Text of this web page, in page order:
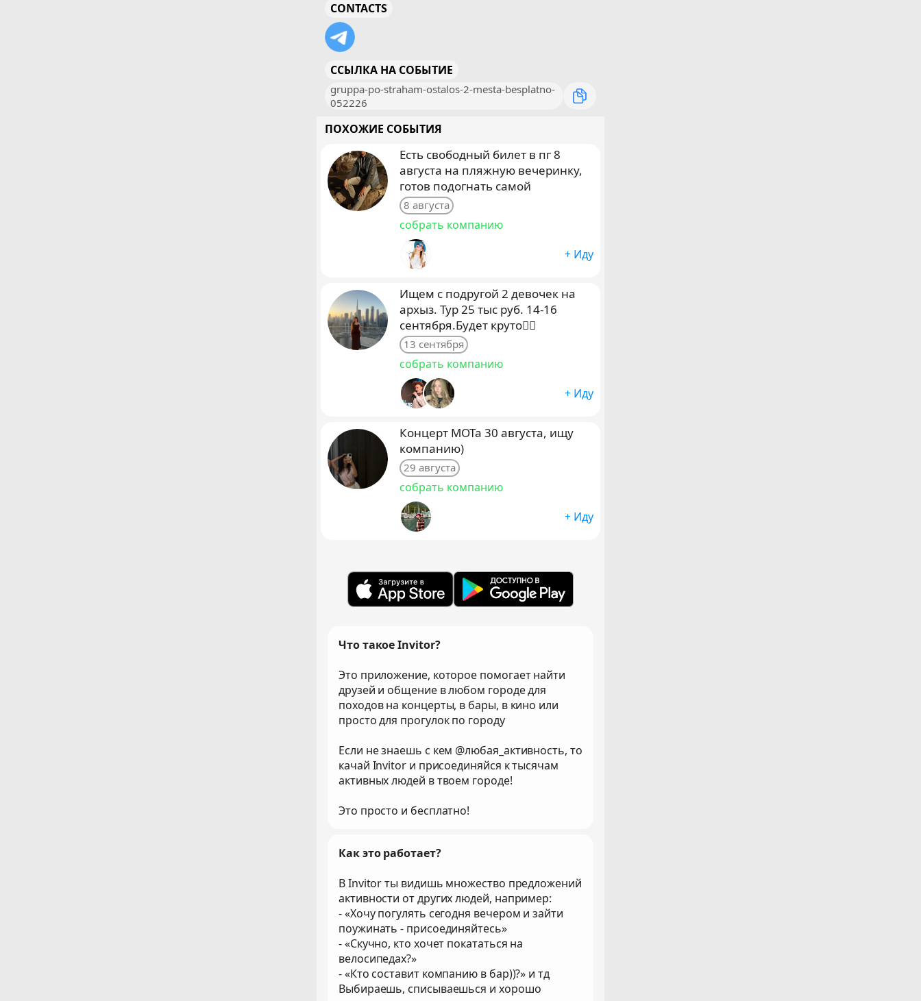
CONTACTS
ССЫЛКА НА СОБЫТИЕ
gruppa-po-straham-ostalos-2-mesta-besplatno-
052226
ПОХОЖИЕ СОБЫТИЯ
Есть свободный билет в пг 8
августа на пляжную вечеринку,
готов подогнать самой
8 августа
собрать компанию
+ Иду
Ищем с подругой 2 девочек на
архыз. Тур 25 тыс руб. 14-16
сентября.Будет круто❤️‍🔥
13 сентября
собрать компанию
+ Иду
Концерт МОТа 30 августа, ищу
компанию)
29 августа
собрать компанию
+ Иду
Что такое Invitor?
Это приложение, которое помогает найти
друзей и общение в любом городе для
походов на концерты, в бары, в кино или
просто для прогулок по городу
Если не знаешь с кем @любая_активность, то
качай Invitor и присоединяйся к тысячам
активных людей в твоем городе!
Это просто и бесплатно!
Как это работает?
В Invitor ты видишь множество предложений
активности от других людей, например:
- «Хочу погулять сегодня вечером и зайти
поужинать - присоединяйтесь»
- «Скучно, кто хочет покататься на
велосипедах?»
- «Кто составит компанию в бар))?» и тд
Выбираешь, списываешься и хорошо